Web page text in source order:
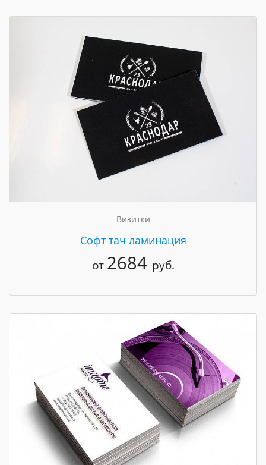
Визитки
Cофт тач ламинация
от 2684 руб.